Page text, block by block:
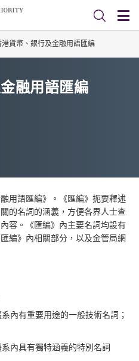
港貨幣、銀行及金融用語匯編
融用語匯編
用語匯編》。《匯編》扼要釋述
的名詞的涵義，方便各界人士查
容。《匯編》內主要名詞均設有
編》內相關部分，以及金管局網
內有重要用途的一般技術名詞；
內具有獨特涵義的特別名詞